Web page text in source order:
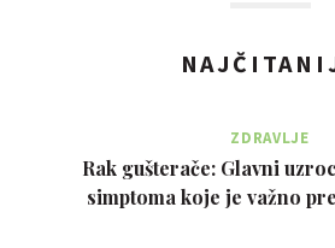
ZDRAVLJE
Rak gušterače: Glavni
simptoma koje je važno